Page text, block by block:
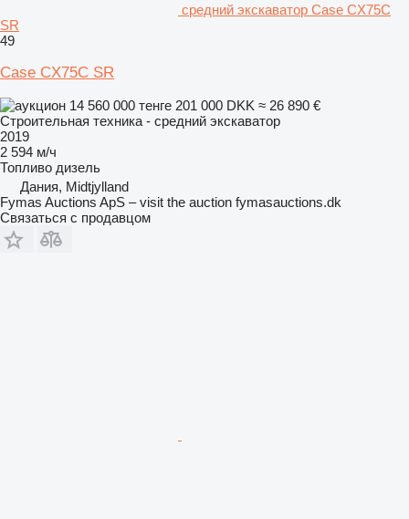
средний экскаватор Case CX75C
SR
49
Case CX75C SR
14 560 000 тенге 201 000 DKK ≈ 26 890 €
Строительная техника - средний экскаватор
2019
2 594 м/ч
Топливо дизель
Дания, Midtjylland
Fymas Auctions ApS – visit the auction fymasauctions.dk
Связаться с продавцом